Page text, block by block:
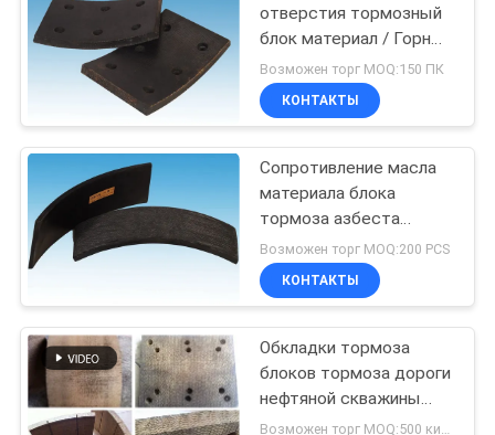
НАС
ПУТЕШЕСТВИЕ
ФАБРИКИ
ПРОВЕРКА
СВЯЖИТЕСЬ
МЫ
отверстия тормозный
блок материал / Горные
машины калибр
тормозные блоки
Возможен торг MOQ:150 ПК
КОНТАКТЫ
Сопротивление масла
материала блока
тормоза азбеста
свободное для коперов
Возможен торг MOQ:200 PCS
КОНТАКТЫ
Обкладки тормоза
блоков тормоза дороги
нефтяной скважины
сверля сплетенные для